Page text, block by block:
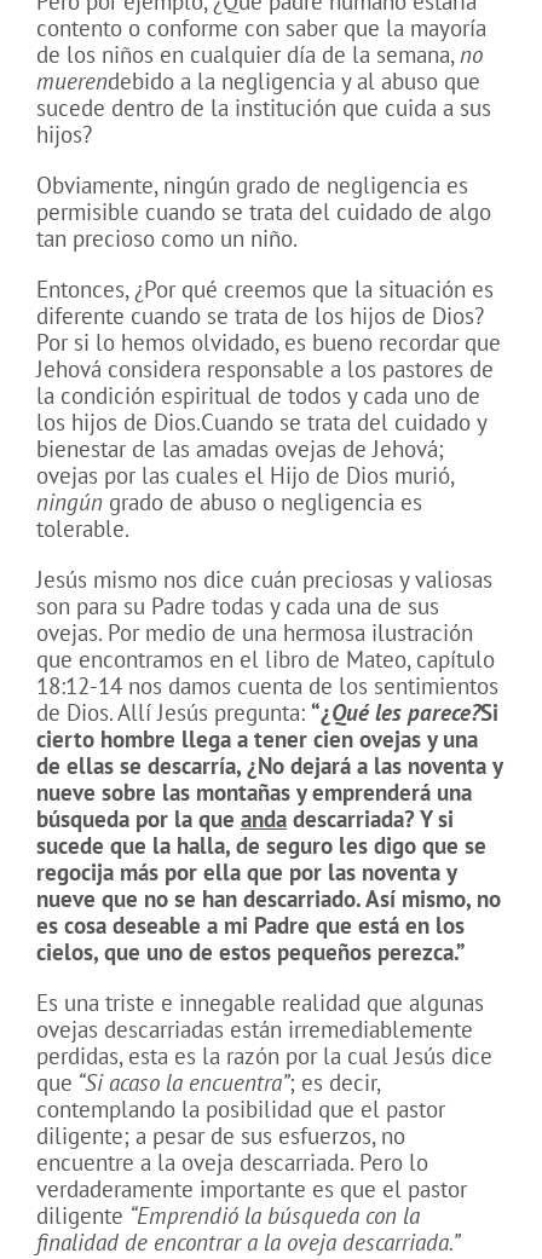
contento o conforme con saber que la mayoría
de los niños en cualquier día de la semana,no
muerendebido a la negligencia y al abuso que
sucede dentro de la institución que cuida a sus
hijos?
Obviamente, ningún grado de negligencia es
permisible cuando se trata del cuidado de algo
tan precioso como un niño.
Entonces, ¿Por qué creemos que la situación es
diferente cuando se trata de los hijos de Dios?
Por si lo hemos olvidado, es bueno recordar que
Jehová considera responsable a los pastores de
la condición espiritual de todos y cada uno de
los hijos de Dios.Cuando se trata del cuidado y
bienestar de las amadas ovejas de Jehová;
ovejas por las cuales el Hijo de Dios murió,
ningún grado de abuso o negligencia es
tolerable.
Jesús mismo nos dice cuán preciosas y valiosas
son para su Padre todas y cada una de sus
ovejas. Por medio de una hermosa ilustración
que encontramos en el libro de Mateo, capítulo
18:12-14 nos damos cuenta de los sentimientos
de Dios. Allí Jesús pregunta: “¿Qué les parece?Si
cierto hombre llega a tener cien ovejas y una
de ellas se descarría, ¿No dejará a las noventa y
nueve sobre las montañas y emprenderá una
búsqueda por la que anda descarriada? Y si
sucede que la halla, de seguro les digo que se
regocija más por ella que por las noventa y
nueve que no se han descarriado. Así mismo, no
es cosa deseable a mi Padre que está en los
cielos, que uno de estos pequeños perezca.”
Es una triste e innegable realidad que algunas
ovejas descarriadas están irremediablemente
perdidas, esta es la razón por la cual Jesús dice
que “Si acaso la encuentra”; es decir,
contemplando la posibilidad que el pastor
diligente; a pesar de sus esfuerzos, no
encuentre a la oveja descarriada. Pero lo
verdaderamente importante es que el pastor
diligente “Emprendió la búsqueda con la
finalidad de encontrar a la oveja descarriada.”